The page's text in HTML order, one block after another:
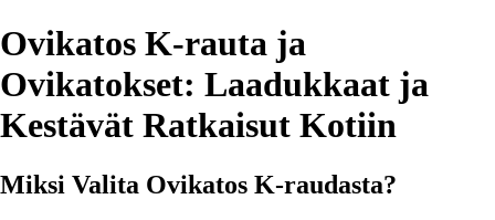
Ovikatos K-rauta ja
Ovikatokset: Laadukkaat ja
Kestävät Ratkaisut Kotiin
Miksi Valita Ovikatos K-raudasta?